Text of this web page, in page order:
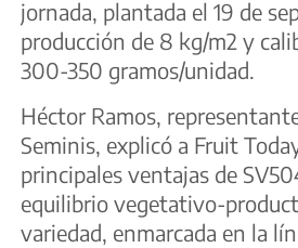
jornada, plantada el 19 de
producción de 8 kg/m2 y
300-350 gramos/unidad.
Héctor Ramos,
Seminis, explicó a Fruit
principales ventajas de
equilibrio vegetativo-
variedad, enmarcada en la